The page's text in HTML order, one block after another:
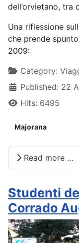
dell’orvietano, tra
Una riflessione
che prende
2009:
DetailsCategory:
Published: 22
Hits: 6495
Majorana
Read more …
Studenti
Corrado